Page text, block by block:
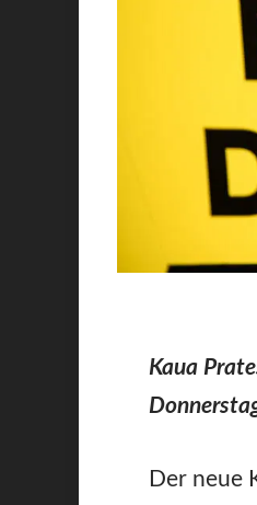
Kaua
Der neue